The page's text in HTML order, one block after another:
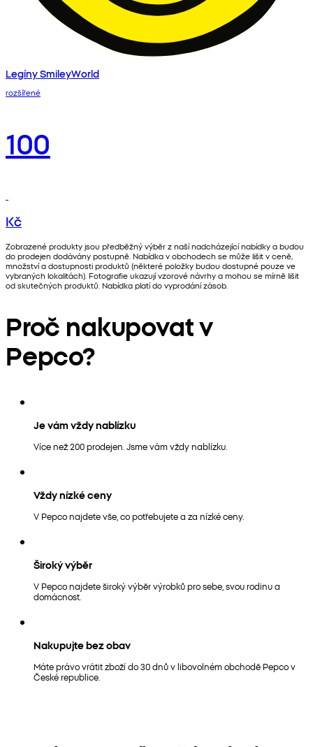
Legíny SmileyWorld
rozšířené
100
Kč
Zobrazené produkty jsou předběžný výběr z naší nadcházející nabídky a budou
do prodejen dodávány postupně. Nabídka v obchodech se může lišit v ceně,
množství a dostupnosti produktů (některé položky budou dostupné pouze ve
vybraných lokalitách). Fotografie ukazují vzorové návrhy a mohou se mírně lišit
od skutečných produktů. Nabídka platí do vyprodání zásob.
Proč nakupovat v
Pepco?
Je vám vždy nablízku
Více než 200 prodejen. Jsme vám vždy nablízku.
Vždy nízké ceny
V Pepco najdete vše, co potřebujete a za nízké ceny.
Široký výběr
V Pepco najdete široký výběr výrobků pro sebe, svou rodinu a
domácnost.
Nakupujte bez obav
Máte právo vrátit zboží do 30 dnů v libovolném obchodě Pepco v
České republice.